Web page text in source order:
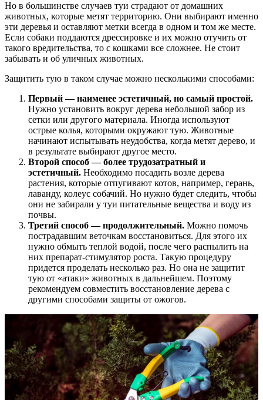
Но в большинстве случаев туи страдают от домашних
животных, которые метят территорию. Они выбирают именно
эти деревья и оставляют метки всегда в одном и том же месте.
Если собаки поддаются дрессировке и их можно отучить от
такого вредительства, то с кошками все сложнее. Не стоит
забывать и об уличных животных.
Защитить тую в таком случае можно несколькими способами:
Первый — наименее эстетичный, но самый простой.
Нужно установить вокруг дерева небольшой забор из
сетки или другого материала. Иногда используют
острые колья, которыми окружают тую. Животные
начинают испытывать неудобства, когда метят дерево, и
в результате выбирают другое место.
Второй способ — более трудозатратный и
эстетичный. Необходимо посадить возле дерева
растения, которые отпугивают котов, например, герань,
лаванду, колеус собачий. Но нужно будет следить, чтобы
они не забирали у туи питательные вещества и воду из
почвы.
Третий способ — продолжительный. Можно помочь
пострадавшим веточкам восстановиться. Для этого их
нужно обмыть теплой водой, после чего распылить на
них препарат-стимулятор роста. Такую процедуру
придется проделать несколько раз. Но она не защитит
тую от «атаки» животных в дальнейшем. Поэтому
рекомендуем совместить восстановление дерева с
другими способами защиты от ожогов.